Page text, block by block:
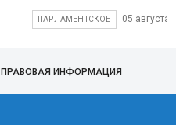
ПАРЛАМЕНТСКОЕ 05 августа
ПРАВОВАЯ ИНФОРМАЦИЯ